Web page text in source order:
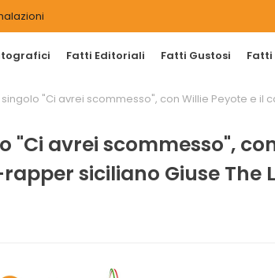
Fatti Editoriali Fatti Gustosi Fatti
singolo "Ci avrei scommesso", con Willie Peyote e il
"Ci avrei scommesso",
siciliano Giuse The